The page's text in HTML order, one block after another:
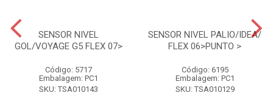
SENSOR NIVEL
GOL/VOYAGE G5 FLEX 07>
Código: 5717
Embalagem: PC1
SKU: TSA010143
SENSOR NIVEL PALIO/IDEA/
FLEX 06>PUNTO >
Código: 6195
Embalagem: PC1
SKU: TSA010129